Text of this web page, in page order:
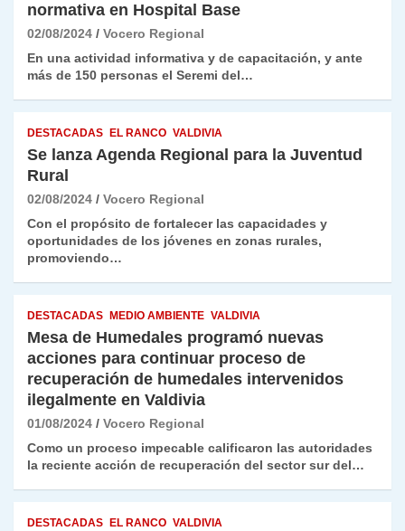
normativa en Hospital Base
02/08/2024
Vocero Regional
En una actividad informativa y de capacitación, y ante
más de 150 personas el Seremi del…
DESTACADAS EL RANCO VALDIVIA
Se lanza Agenda Regional para la Juventud
Rural
02/08/2024
Vocero Regional
Con el propósito de fortalecer las capacidades y
oportunidades de los jóvenes en zonas rurales,
promoviendo…
DESTACADAS MEDIO AMBIENTE VALDIVIA
Mesa de Humedales programó nuevas
acciones para continuar proceso de
recuperación de humedales intervenidos
ilegalmente en Valdivia
01/08/2024
Vocero Regional
Como un proceso impecable calificaron las autoridades
la reciente acción de recuperación del sector sur del…
DESTACADAS EL RANCO VALDIVIA